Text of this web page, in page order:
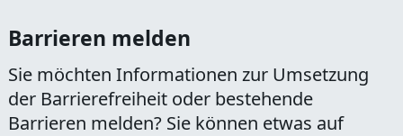
Barrieren melden
Sie möchten Informationen zur Umsetzung
der Barrierefreiheit oder bestehende
Barrieren melden? Sie können etwas auf